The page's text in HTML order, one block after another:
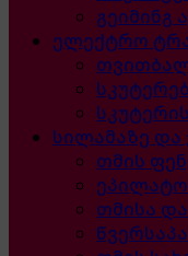
გეიმინგ
ელექტრო
სილამაზე
თმის
თმისა